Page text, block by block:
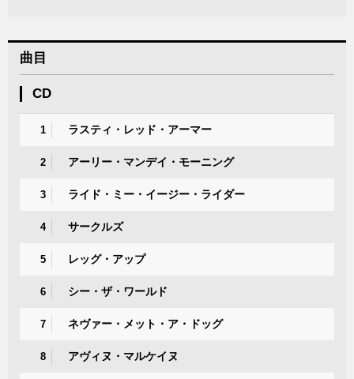
曲目
CD
1 ラスティ・レッド・アーマー
2 アーリー・マンデイ・モーニング
3 ライド・ミー・イージー・ライダー
4 サークルズ
5 レッグ・アップ
6 シー・ザ・ワールド
7 ネヴァー・メット・ア・ドッグ
8 アヴィヌ・マルケイヌ